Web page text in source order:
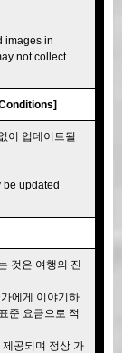
images in
not collect
이 업데이트될
be updated
것은 여행의 진
에게 이야기하
준 요금으로 적
공되며 정상 가